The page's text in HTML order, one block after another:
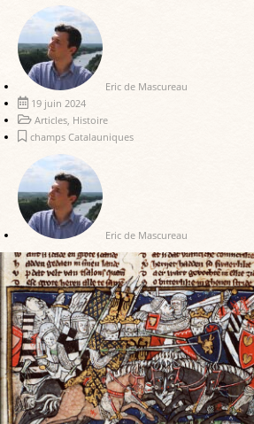
Eric de Mascureau
19 juin 2024
Articles Histoire
champs Catalauniques
Eric de Mascureau